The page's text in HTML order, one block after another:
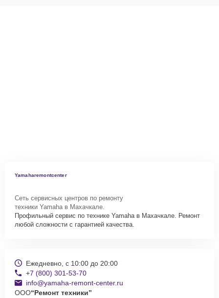
Yamaharemontcenter
Сеть сервисных центров по ремонту
техники Yamaha в Махачкале.
Профильный сервис по технике Yamaha в Махачкале. Ремонт
любой сложности с гарантией качества.
Ежедневно, с 10:00 до 20:00
+7 (800) 301-53-70
info@yamaha-remont-center.ru
ООО“Ремонт техники”